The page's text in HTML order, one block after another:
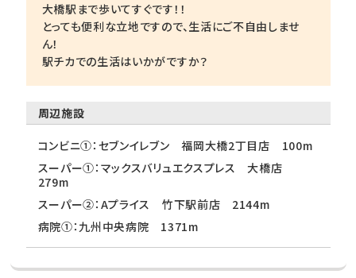
大橋駅まで歩いてすぐです！！
とっても便利な立地ですので、生活にご不自由しませ
ん！
駅チカでの生活はいかがですか？
周辺施設
コンビニ①：セブンイレブン 福岡大橋2丁目店 100m
スーパー①：マックスバリュエクスプレス 大橋店
279m
スーパー②：Aプライス 竹下駅前店 2144m
病院①：九州中央病院 1371m